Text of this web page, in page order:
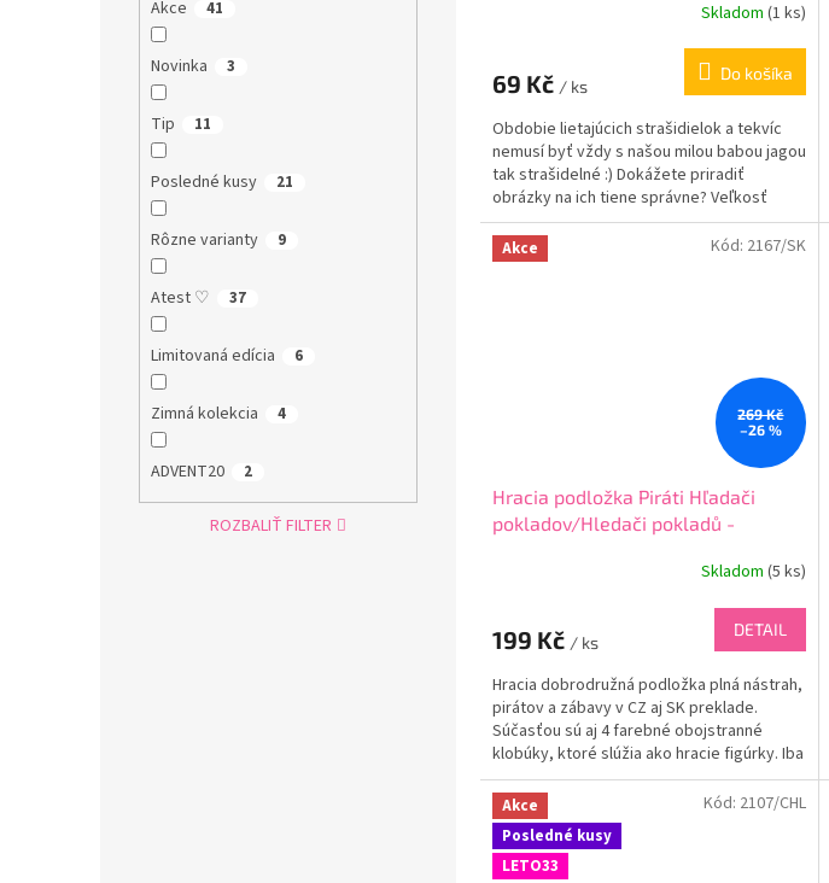
Akce 41
Novinka 3
Tip 11
Posledné kusy 21
Rôzne varianty 9
Atest ♡ 37
Limitovaná edícia 6
Zimná kolekcia 4
ADVENT20 2
ROZBALIŤ FILTER
Skladom (1 ks)
69 Kč / ks
Do košíka
Obdobie lietajúcich strašidielok a tekvíc
nemusí byť vždy s našou milou babou jagou
tak strašidelné :) Dokážete priradiť
obrázky na ich tiene správne? Veľkosť
pozadia 25 x...
Akce
269 Kč
–26 %
Hracia podložka Piráti Hľadači
pokladov/Hledači pokladů -
Skladom (5 ks)
199 Kč / ks
DETAIL
Hracia dobrodružná podložka plná nástrah,
pirátov a zábavy v CZ aj SK preklade.
Súčasťou sú aj 4 farebné obojstranné
klobúky, ktoré slúžia ako hracie figúrky. Iba
ten, kto prvý...
Kód: 2167/SK
Akce
Posledné kusy
LETO33
Kód: 2107/CHL